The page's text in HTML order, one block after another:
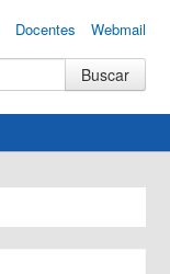
Docentes Webmail